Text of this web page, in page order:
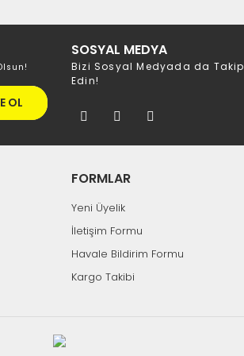
OL
SOSYAL MEDYA
Bizi Sosyal Medyada da Takip
Edin!
FORMLAR
Yeni Üyelik
İletişim Formu
Havale Bildirim Formu
Kargo Takibi